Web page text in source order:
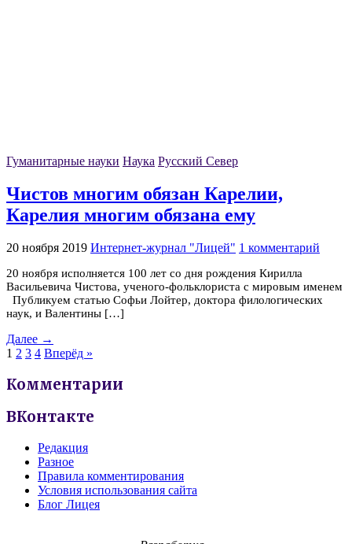
Гуманитарные науки Наука Русский Север
Чистов многим обязан Карелии,
Карелия многим обязана ему
20 ноября 2019 Интернет-журнал "Лицей" 1 комментарий
20 ноября исполняется 100 лет со дня рождения Кирилла
Васильевича Чистова, ученого-фольклориста с мировым именем
Публикуем статью Софьи Лойтер, доктора филологических
наук, и Валентины […]
Далее →
1 2 3 4 Вперёд »
Комментарии
ВКонтакте
Редакция
Разное
Правила комментирования
Условия использования сайта
Блог Лицея